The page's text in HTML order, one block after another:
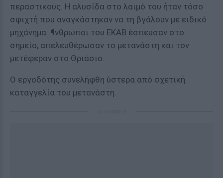
περαστικούς. Η αλυσίδα στο λαιμό του ήταν τόσο
σφιχτή που αναγκάστηκαν να τη βγάλουν με ειδικό
μηχάνημα. ¶νθρωποι του ΕΚΑΒ έσπευσαν στο
σημείο, απελευθέρωσαν το μετανάστη και τον
μετέφεραν στο Θριάσιο.
Ο εργοδότης συνελήφθη ύστερα από σχετική
καταγγελία του μετανάστη.